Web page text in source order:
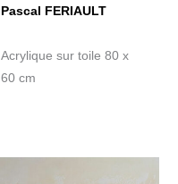
Pascal FERIAULT
Acrylique sur toile 80 x
60 cm